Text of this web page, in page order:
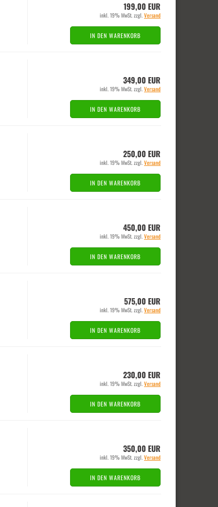
199,00 EUR
inkl. 19% MwSt. zzgl.Versand
IN DEN WARENKORB
349,00 EUR
inkl. 19% MwSt. zzgl.Versand
IN DEN WARENKORB
250,00 EUR
inkl. 19% MwSt. zzgl.Versand
IN DEN WARENKORB
450,00 EUR
inkl. 19% MwSt. zzgl.Versand
IN DEN WARENKORB
575,00 EUR
inkl. 19% MwSt. zzgl.Versand
IN DEN WARENKORB
230,00 EUR
inkl. 19% MwSt. zzgl.Versand
IN DEN WARENKORB
350,00 EUR
inkl. 19% MwSt. zzgl.Versand
IN DEN WARENKORB